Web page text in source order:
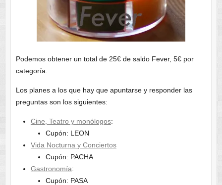
Podemos obtener un total de 25€ de saldo Fever, 5€ por
categoría.
Los planes a los que hay que apuntarse y responder las
preguntas son los siguientes:
Cine, Teatro y monólogos:
Cupón: LEON
Vida Nocturna y Conciertos
Cupón: PACHA
Gastronomía:
Cupón: PASA